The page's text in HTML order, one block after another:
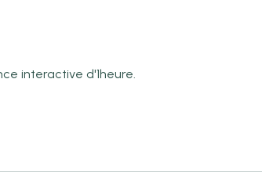
interactive d'1heure.